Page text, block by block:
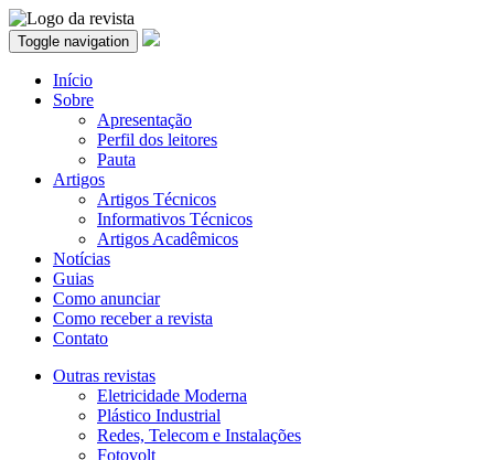
Toggle navigation
Início
Sobre
Apresentação
Perfil dos leitores
Pauta
Artigos
Artigos Técnicos
Informativos Técnicos
Artigos Acadêmicos
Notícias
Guias
Como anunciar
Como receber a revista
Contato
Outras revistas
Eletricidade Moderna
Plástico Industrial
Redes, Telecom e Instalações
Fotovolt